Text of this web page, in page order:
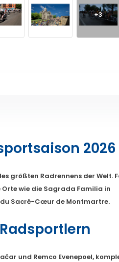
+3
2026
größten Radrennens der Welt.
Orte wie die Sagrada Familia in
du Sacré-Cœur de Montmartre.
und Remco Evenepoel,